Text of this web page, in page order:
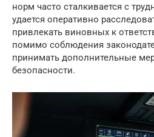
норм часто сталкивается с
удается оперативно
привлекать виновных к
помимо соблюдения
принимать дополнительные
безопасности.